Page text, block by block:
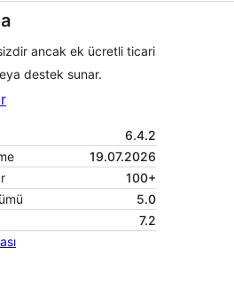
ancak ek ücretli ticari
destek sunar.
6.4.2
19.07.2026
100+
5.0
7.2